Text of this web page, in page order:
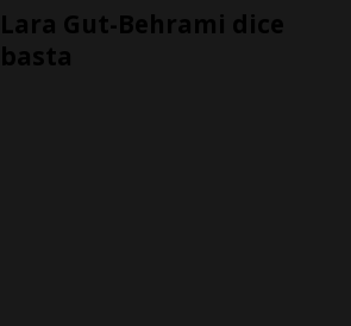
Lara Gut-Behrami dice
basta